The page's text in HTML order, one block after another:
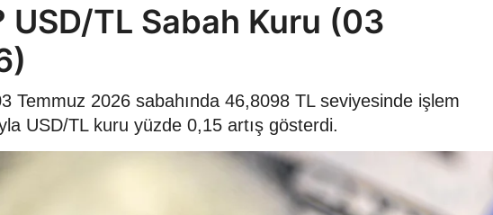
USD/TL Sabah Kuru (03
Temmuz 2026 sabahında 46,8098 TL seviyesinde işlem
USD/TL kuru yüzde 0,15 artış gösterdi.